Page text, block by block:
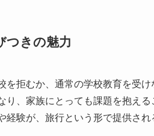
つきの魅力
を拒むか、通常の学校教育を受
り、家族にとっても課題を抱え
経験が、旅行という形で提供さ